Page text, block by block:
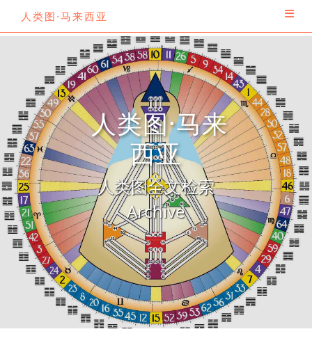
人类图·马来西亚
人类图·马来
西亚
人类图全文检索
Archive